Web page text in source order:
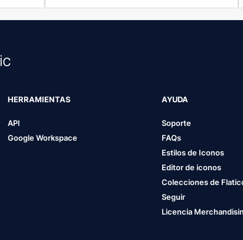
HERRAMIENTAS
API
Google Workspace
AYUDA
Soporte
FAQs
Estilos de Iconos
Editor de iconos
Colecciones de
Seguir
Licencia